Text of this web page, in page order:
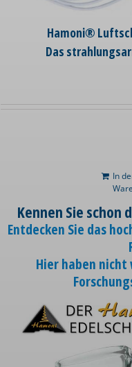
Hamoni®
Das
In
Kennen Sie schon
Entdecken Sie das
Hier haben